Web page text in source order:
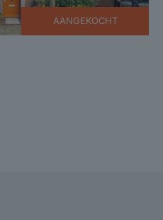
AANGEKOCHT